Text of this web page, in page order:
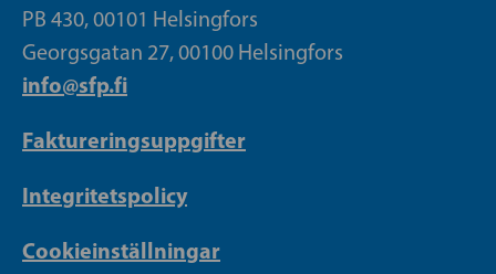
PB 430, 00101 Helsingfors
Georgsgatan 27, 00100 Helsingfors
info@sfp.fi
Faktureringsuppgifter
Integritetspolicy
Cookieinställningar